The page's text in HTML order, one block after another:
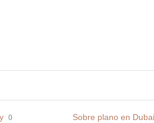
0 Sobre plano en